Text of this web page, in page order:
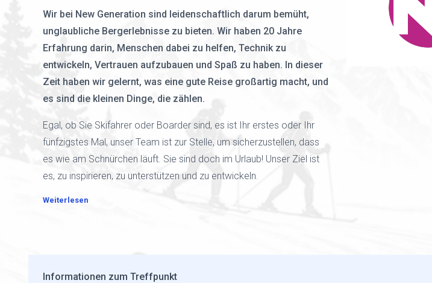
Wir bei New Generation sind leidenschaftlich darum bemüht,
unglaubliche Bergerlebnisse zu bieten. Wir haben 20 Jahre
Erfahrung darin, Menschen dabei zu helfen, Technik zu
entwickeln, Vertrauen aufzubauen und Spaß zu haben. In dieser
Zeit haben wir gelernt, was eine gute Reise großartig macht, und
es sind die kleinen Dinge, die zählen.
Egal, ob Sie Skifahrer oder Boarder sind, es ist Ihr erstes oder Ihr
fünfzigstes Mal, unser Team ist zur Stelle, um sicherzustellen, dass
es wie am Schnürchen läuft. Sie sind doch im Urlaub! Unser Ziel ist
es, zu inspirieren, zu unterstützen und zu entwickeln.
Weiterlesen
Informationen zum Treffpunkt